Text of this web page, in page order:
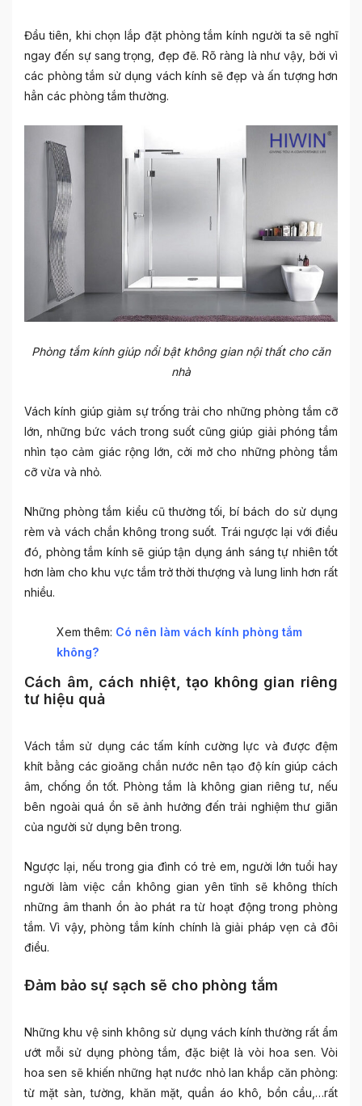
Đầu tiên, khi chọn lắp đặt phòng tắm kính người ta sẽ nghĩ
ngay đến sự sang trọng, đẹp đẽ. Rõ ràng là như vậy, bởi vì
các phòng tắm sử dụng vách kính sẽ đẹp và ấn tượng hơn
hẳn các phòng tắm thường.
Phòng tắm kính giúp nổi bật không gian nội thất cho căn
nhà
Vách kính giúp giảm sự trống trải cho những phòng tắm cỡ
lớn, những bức vách trong suốt cũng giúp giải phóng tầm
nhìn tạo cảm giác rộng lớn, cởi mở cho những phòng tắm
cỡ vừa và nhỏ.
Những phòng tắm kiểu cũ thường tối, bí bách do sử dụng
rèm và vách chắn không trong suốt. Trái ngược lại với điều
đó, phòng tắm kính sẽ giúp tận dụng ánh sáng tự nhiên tốt
hơn làm cho khu vực tắm trở thời thượng và lung linh hơn rất
nhiều.
Xem thêm: Có nên làm vách kính phòng tắm
không?
Cách âm, cách nhiệt, tạo không gian riêng
tư hiệu quả
Vách tắm sử dụng các tấm kính cường lực và được đệm
khít bằng các gioăng chắn nước nên tạo độ kín giúp cách
âm, chống ồn tốt. Phòng tắm là không gian riêng tư, nếu
bên ngoài quá ồn sẽ ảnh hưởng đến trải nghiệm thư giãn
của người sử dụng bên trong.
Ngược lại, nếu trong gia đình có trẻ em, người lớn tuổi hay
người làm việc cần không gian yên tĩnh sẽ không thích
những âm thanh ồn ào phát ra từ hoạt động trong phòng
tắm. Vì vậy, phòng tắm kính chính là giải pháp vẹn cả đôi
điều.
Đảm bảo sự sạch sẽ cho phòng tắm
Những khu vệ sinh không sử dụng vách kính thường rất ẩm
ướt mỗi sử dụng phòng tắm, đặc biệt là vòi hoa sen. Vòi
hoa sen sẽ khiến những hạt nước nhỏ lan khắp căn phòng:
từ mặt sàn, tường, khăn mặt, quần áo khô, bồn cầu,…rất